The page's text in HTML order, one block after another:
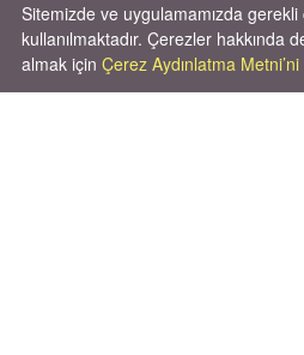
Sitemizde ve uygulamamızda
kullanılmaktadır. Çerezler hakkında
almak için Çerez Aydınlatma Metni’ni